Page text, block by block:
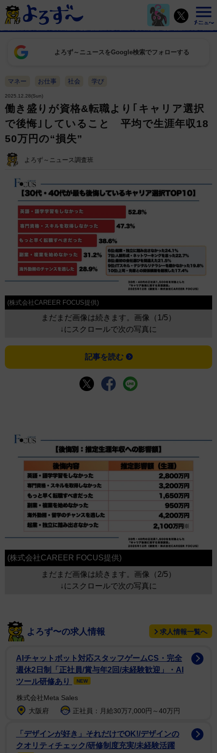
よろず～ニュースをGoogle検索でフォローする
マネー お仕事 社会 学び
2025.12.28(Sun)
働き盛りが資格&転職より｢キャリア選択
で後悔｣していること 平均で生涯年収18
50万円の“損失”
よろず～ニュース調査班
(株式会社CAREER FOCUS提供)
まだまだ画像は続きます。画像（1/5）
↓にスクロールで次の写真に
記事を読む
(株式会社CAREER FOCUS提供)
まだまだ画像は続きます。画像（2/5）
↓にスクロールで次の写真に
よろず〜の求人情報 求人情報一覧へ
AIチャットボット対応スタッフゲームCS・完全
週休2日制「正社員/賞与年2回/未経験歓迎」・AI
ツール研修あり
NEW
株式会社Meta Sales
大阪府
正社員：月給30万7,000円～40万円
「デザインが好き」それだけでOK!/デザインの
クオリティチェック/研修制度充実/未経験活躍